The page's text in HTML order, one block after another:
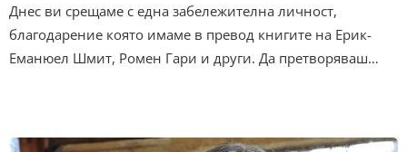
Днес ви срещаме с една забележителна личност,
благодарение която имаме в превод книгите на Ерик-
Еманюел Шмит, Ромен Гари и други. Да претворяваш…